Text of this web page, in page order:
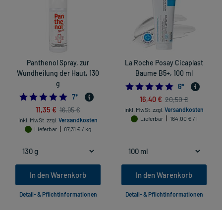
Panthenol Spray, zur
Wundheilung der Haut, 130
g
4.857142857142857
7*
11,35 € 16,95 €
inkl. MwSt. zzgl. Versandkosten
Lieferbar
87,31 € / kg
In den Warenkorb
Detail- & Pflichtinformationen
La Roche Posay Cicaplast
Baume B5+, 100 ml
5.0
6*
16,40 € 20,50 €
inkl. MwSt. zzgl. Versandkosten
Lieferbar
164,00 € / l
In den Warenkorb
Detail- & Pflichtinformationen